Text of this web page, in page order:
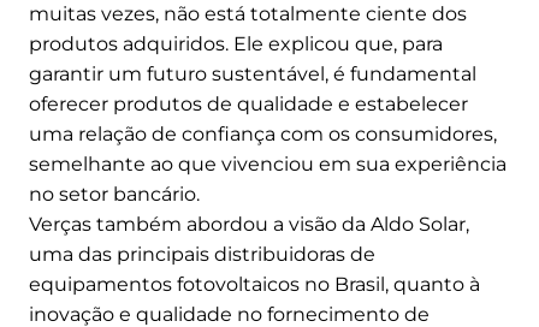
muitas vezes, não está totalmente ciente dos
produtos adquiridos. Ele explicou que, para
garantir um futuro sustentável, é fundamental
oferecer produtos de qualidade e estabelecer
uma relação de confiança com os consumidores,
semelhante ao que vivenciou em sua experiência
no setor bancário.
Verças também abordou a visão da Aldo Solar,
uma das principais distribuidoras de
equipamentos fotovoltaicos no Brasil, quanto à
inovação e qualidade no fornecimento de